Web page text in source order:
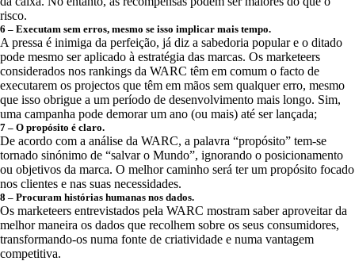
risco.
6 – Executam sem erros, mesmo se isso implicar mais tempo.
A pressa é inimiga da perfeição, já diz a sabedoria popular e o ditado
pode mesmo ser aplicado à estratégia das marcas. Os marketeers
considerados nos rankings da WARC têm em comum o facto de
executarem os projectos que têm em mãos sem qualquer erro, mesmo
que isso obrigue a um período de desenvolvimento mais longo. Sim,
uma campanha pode demorar um ano (ou mais) até ser lançada;
7 – O propósito é claro.
De acordo com a análise da WARC, a palavra “propósito” tem-se
tornado sinónimo de “salvar o Mundo”, ignorando o posicionamento
ou objetivos da marca. O melhor caminho será ter um propósito focado
nos clientes e nas suas necessidades.
8 – Procuram histórias humanas nos dados.
Os marketeers entrevistados pela WARC mostram saber aproveitar da
melhor maneira os dados que recolhem sobre os seus consumidores,
transformando-os numa fonte de criatividade e numa vantagem
competitiva.